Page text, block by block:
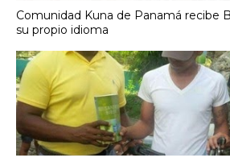
Comunidad Kuna de Panamá recibe
su propio idioma